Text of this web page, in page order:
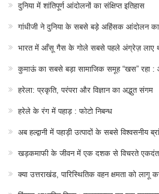
दुनिया में शांतिपूर्ण आंदोलनों का संक्षिप्त इतिहास
गांधीजी ने दुनिया के सबसे बड़े अहिंसक आंदोलन
भारत में आँसू गैस के गोले सबसे पहले अंग्रेज़ लाए
कुमाऊं का सबसे बड़ा सामाजिक समूह “खस” रहा
हरेला: प्रकृति, परंपरा और विज्ञान का अद्भुत संगम
हरेले के रंग में पहाड़ : फोटो निबन्ध
अब हल्द्वानी में पहाड़ी उत्पादों के सबसे विश्वसनीय
खड़कमाफी के जीवन में एक दशक से विचरते
क्या उत्तराखंड, पारिस्थितिक वहन क्षमता को लागू